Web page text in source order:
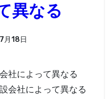
異なる
月18日
社によって異なる
会社によって異なる